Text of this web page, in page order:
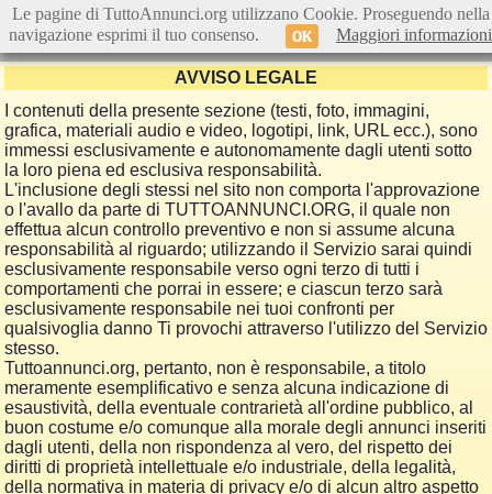
AVVISO LEGALE
I contenuti della presente sezione (testi, foto, immagini,
grafica, materiali audio e video, logotipi, link, URL ecc.), sono
immessi esclusivamente e autonomamente dagli utenti sotto
la loro piena ed esclusiva responsabilità.
L'inclusione degli stessi nel sito non comporta l'approvazione
o l'avallo da parte di TUTTOANNUNCI.ORG, il quale non
effettua alcun controllo preventivo e non si assume alcuna
responsabilità al riguardo; utilizzando il Servizio sarai quindi
esclusivamente responsabile verso ogni terzo di tutti i
comportamenti che porrai in essere; e ciascun terzo sarà
esclusivamente responsabile nei tuoi confronti per
qualsivoglia danno Ti provochi attraverso l'utilizzo del Servizio
stesso.
Tuttoannunci.org, pertanto, non è responsabile, a titolo
meramente esemplificativo e senza alcuna indicazione di
esaustività, della eventuale contrarietà all'ordine pubblico, al
buon costume e/o comunque alla morale degli annunci inseriti
dagli utenti, della non rispondenza al vero, del rispetto dei
diritti di proprietà intellettuale e/o industriale, della legalità,
della normativa in materia di privacy e/o di alcun altro aspetto
Le pagine di TuttoAnnunci.org utilizzano Cookie. Proseguendo nella
navigazione esprimi il tuo consenso.
OK Maggiori informazioni